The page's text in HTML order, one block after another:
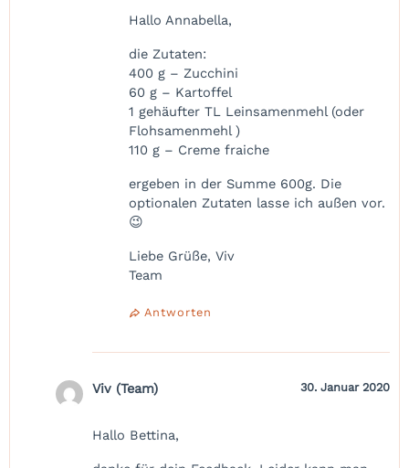
Hallo Annabella,
die Zutaten:
400 g – Zucchini
60 g – Kartoffel
1 gehäufter TL Leinsamenmehl (oder
Flohsamenmehl )
110 g – Creme fraiche
ergeben in der Summe 600g. Die
optionalen Zutaten lasse ich außen vor.
😉
Liebe Grüße, Viv
Team
Antworten
Viv (Team) 30. Januar 2020
Hallo Bettina,